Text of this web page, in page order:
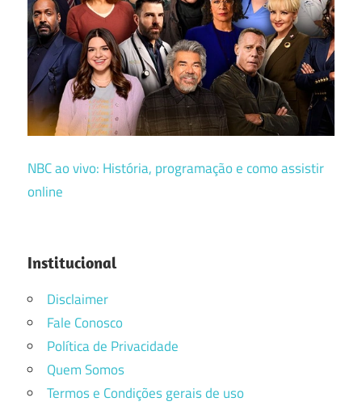
NBC ao vivo: História, programação e como assistir
online
Institucional
Disclaimer
Fale Conosco
Política de Privacidade
Quem Somos
Termos e Condições gerais de uso